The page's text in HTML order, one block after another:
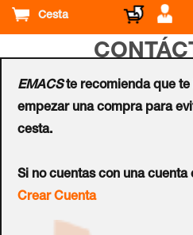
Cesta
EMACSte recomienda que te
empezar una compra para
cesta.
Si no cuentas con una cuenta
Crear Cuenta
Nombre
electrónico
Número